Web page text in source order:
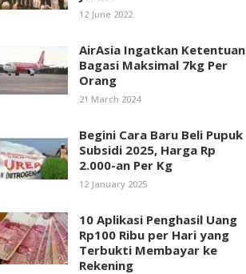
12 June 2022
AirAsia Ingatkan Ketentuan
Bagasi Maksimal 7kg Per
Orang
21 March 2024
Begini Cara Baru Beli Pupuk
Subsidi 2025, Harga Rp
2.000-an Per Kg
12 January 2025
10 Aplikasi Penghasil Uang
Rp100 Ribu per Hari yang
Terbukti Membayar ke
Rekening